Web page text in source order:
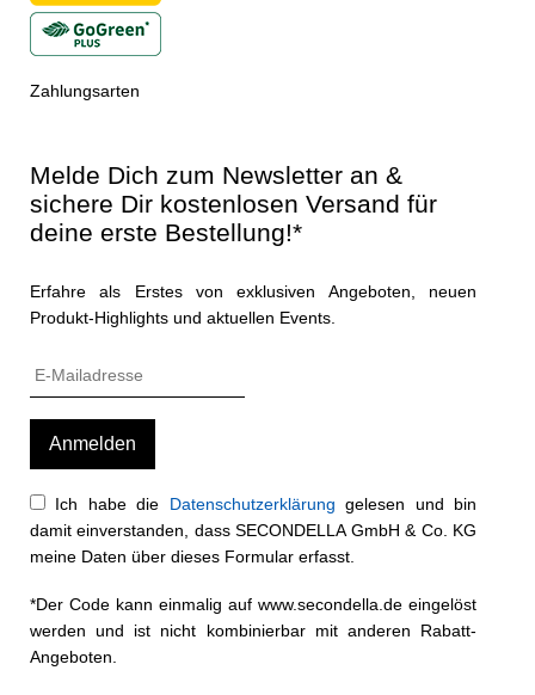
Zahlungsarten
Melde Dich zum Newsletter an &
sichere Dir kostenlosen Versand für
deine erste Bestellung!*
Erfahre als Erstes von exklusiven Angeboten, neuen
Produkt-Highlights und aktuellen Events.
Ich habe die Datenschutzerklärung gelesen und bin
damit einverstanden, dass SECONDELLA GmbH & Co. KG
meine Daten über dieses Formular erfasst.
*Der Code kann einmalig auf www.secondella.de eingelöst
werden und ist nicht kombinierbar mit anderen Rabatt-
Angeboten.